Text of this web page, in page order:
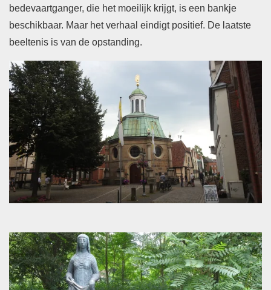
bedevaartganger, die het moeilijk krijgt, is een bankje
beschikbaar. Maar het verhaal eindigt positief. De laatste
beeltenis is van de opstanding.